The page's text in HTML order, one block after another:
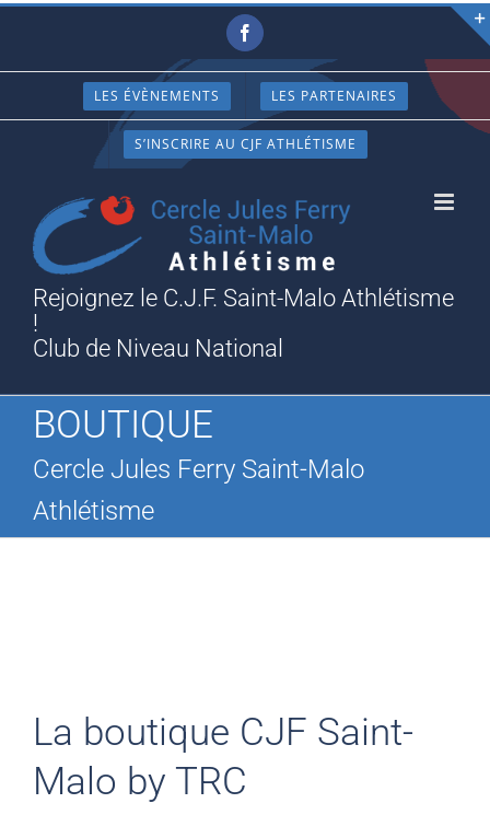
Passer
contenu
Facebook
LES ÉVÈNEMENTS LES PARTENAIRES
S’INSCRIRE AU CJF ATHLÉTISME
Rejoignez le C.J.F. Saint-Malo Athlétisme
!
Club de Niveau National
BOUTIQUE
Cercle Jules Ferry Saint-Malo
Athlétisme
La boutique CJF Saint-
Malo by TRC